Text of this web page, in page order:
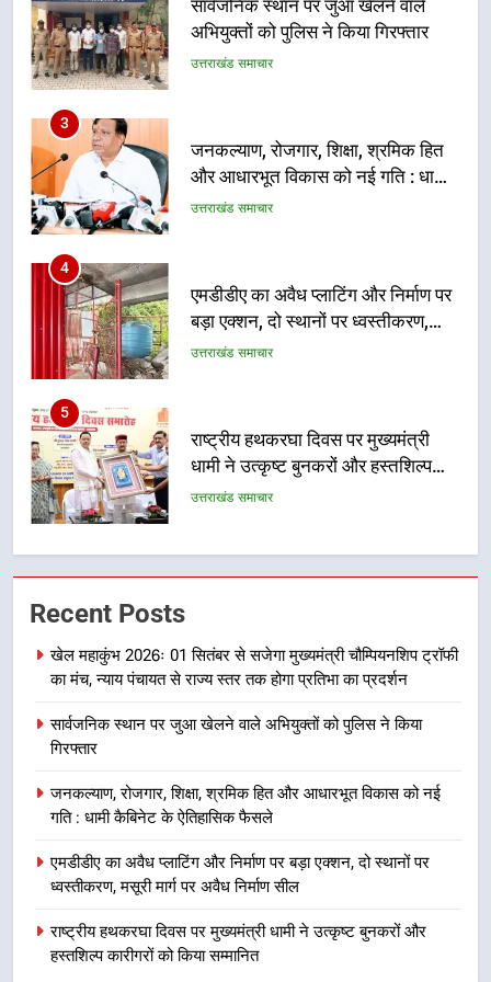
जनकल्याण, रोजगार, शिक्षा, श्रमिक हित
और आधारभूत विकास को नई गति : धामी
कैबिनेट के ऐतिहासिक फैसले
उत्तराखंड समाचार
4
एमडीडीए का अवैध प्लाटिंग और निर्माण पर
बड़ा एक्शन, दो स्थानों पर ध्वस्तीकरण,
मसूरी मार्ग पर अवैध निर्माण सील
उत्तराखंड समाचार
5
राष्ट्रीय हथकरघा दिवस पर मुख्यमंत्री
धामी ने उत्कृष्ट बुनकरों और हस्तशिल्प
कारीगरों को किया सम्मानित
उत्तराखंड समाचार
6
उत्तराखंड कांग्रेस में बड़ा संगठनात्मक
फेरबदल, नई कार्यकारिणी और समितियों
का गठन
उत्तराखंड समाचार
7
भर्ती
उत्तराखंड समाचार
दिल्ली-देहरादून आर्थिक कॉरिडोर से जुड़ी
का डीएम ने किया निरीक्षण; समयबद्ध एवं
गुणवत्तापूर्ण निर्माण सुनिश्चित करने के
नहींः डीएम
उत्तराखंड समाचार
खेल महाकुंभ 2026ः 01 सितंबर से सजेगा
न्याय पंचायत से राज्य स्तर तक होगा
प्रतिभा का प्रदर्शन
उत्तराखंड समाचार
Recent Posts
खेल महाकुंभ 2026ः 01 सितंबर से सजेगा मुख्यमंत्री चौम्पियनशिप ट्रॉफी
का मंच, न्याय पंचायत से राज्य स्तर तक होगा प्रतिभा का प्रदर्शन
सार्वजनिक स्थान पर जुआ खेलने वाले अभियुक्तों को पुलिस ने किया
गिरफ्तार
जनकल्याण, रोजगार, शिक्षा, श्रमिक हित और आधारभूत विकास को नई
गति : धामी कैबिनेट के ऐतिहासिक फैसले
एमडीडीए का अवैध प्लाटिंग और निर्माण पर बड़ा एक्शन, दो स्थानों पर
ध्वस्तीकरण, मसूरी मार्ग पर अवैध निर्माण सील
राष्ट्रीय हथकरघा दिवस पर मुख्यमंत्री धामी ने उत्कृष्ट बुनकरों और
हस्तशिल्प कारीगरों को किया सम्मानित